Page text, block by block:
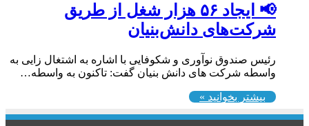
📢 ایجاد ۵۶ هزار شغل از طریق
شرکت‌های دانش‌بنیان
رئیس صندوق نوآوری و شکوفایی با اشاره به اشتغال زایی به
واسطه شرکت های دانش بنیان گفت: تاکنون به واسطه…
بیشتر بخوانید »